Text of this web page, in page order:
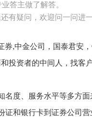
答主做了解答。
有疑问，欢迎问一问进一
券,中金公司，国泰君安
投资者的中间人，找客
名度、服务水平等多方
证和银行卡到证券公司